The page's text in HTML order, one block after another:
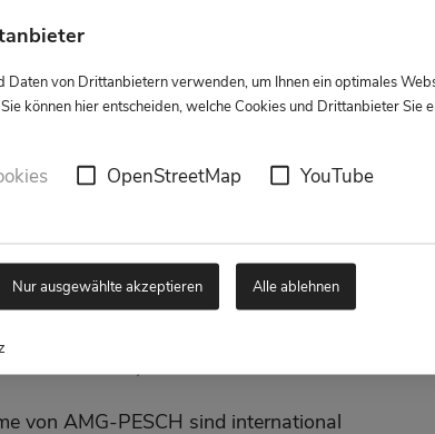
Daten von Drittanbietern verwenden, um Ihnen ein optimales
können hier entscheiden, welche Cookies und Drittanbieter Sie
OpenStreetMap YouTube
Nur ausgewählte akzeptieren Alle ablehnen
müssen, sind wir zuhause.
von AMG-PESCH sind international